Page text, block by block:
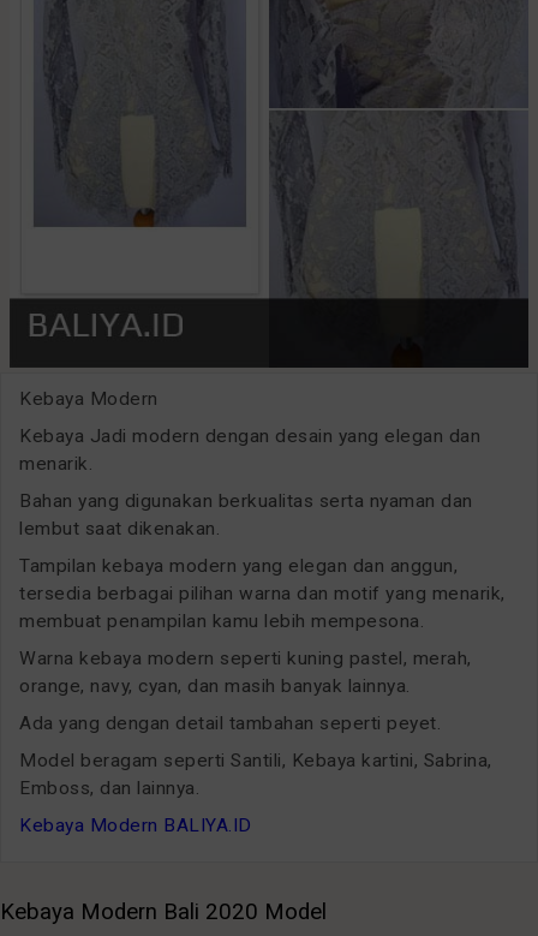
Kebaya Modern
Kebaya Jadi modern dengan desain yang elegan dan
menarik.
Bahan yang digunakan berkualitas serta nyaman dan
lembut saat dikenakan.
Tampilan kebaya modern yang elegan dan anggun,
tersedia berbagai pilihan warna dan motif yang menarik,
membuat penampilan kamu lebih mempesona.
Warna kebaya modern seperti kuning pastel, merah,
orange, navy, cyan, dan masih banyak lainnya.
Ada yang dengan detail tambahan seperti peyet.
Model beragam seperti Santili, Kebaya kartini, Sabrina,
Emboss, dan lainnya.
Kebaya Modern BALIYA.ID
Kebaya Modern Bali 2020 Model